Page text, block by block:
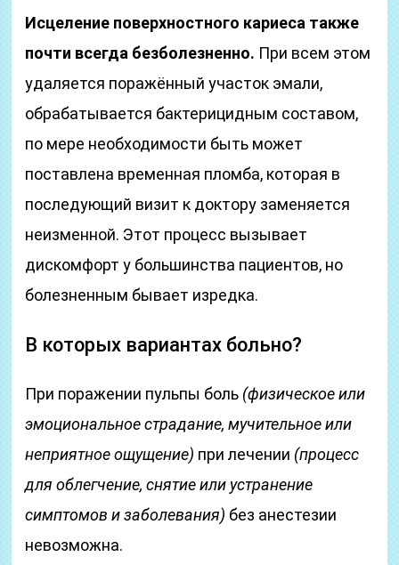
Исцеление поверхностного кариеса также
почти всегда безболезненно. При всем этом
удаляется поражённый участок эмали,
обрабатывается бактерицидным составом,
по мере необходимости быть может
поставлена временная пломба, которая в
последующий визит к доктору заменяется
неизменной. Этот процесс вызывает
дискомфорт у большинства пациентов, но
болезненным бывает изредка.
В которых вариантах больно?
При поражении пульпы боль (физическое или
эмоциональное страдание, мучительное или
неприятное ощущение) при лечении (процесс
для облегчение, снятие или устранение
симптомов и заболевания) без анестезии
невозможна.